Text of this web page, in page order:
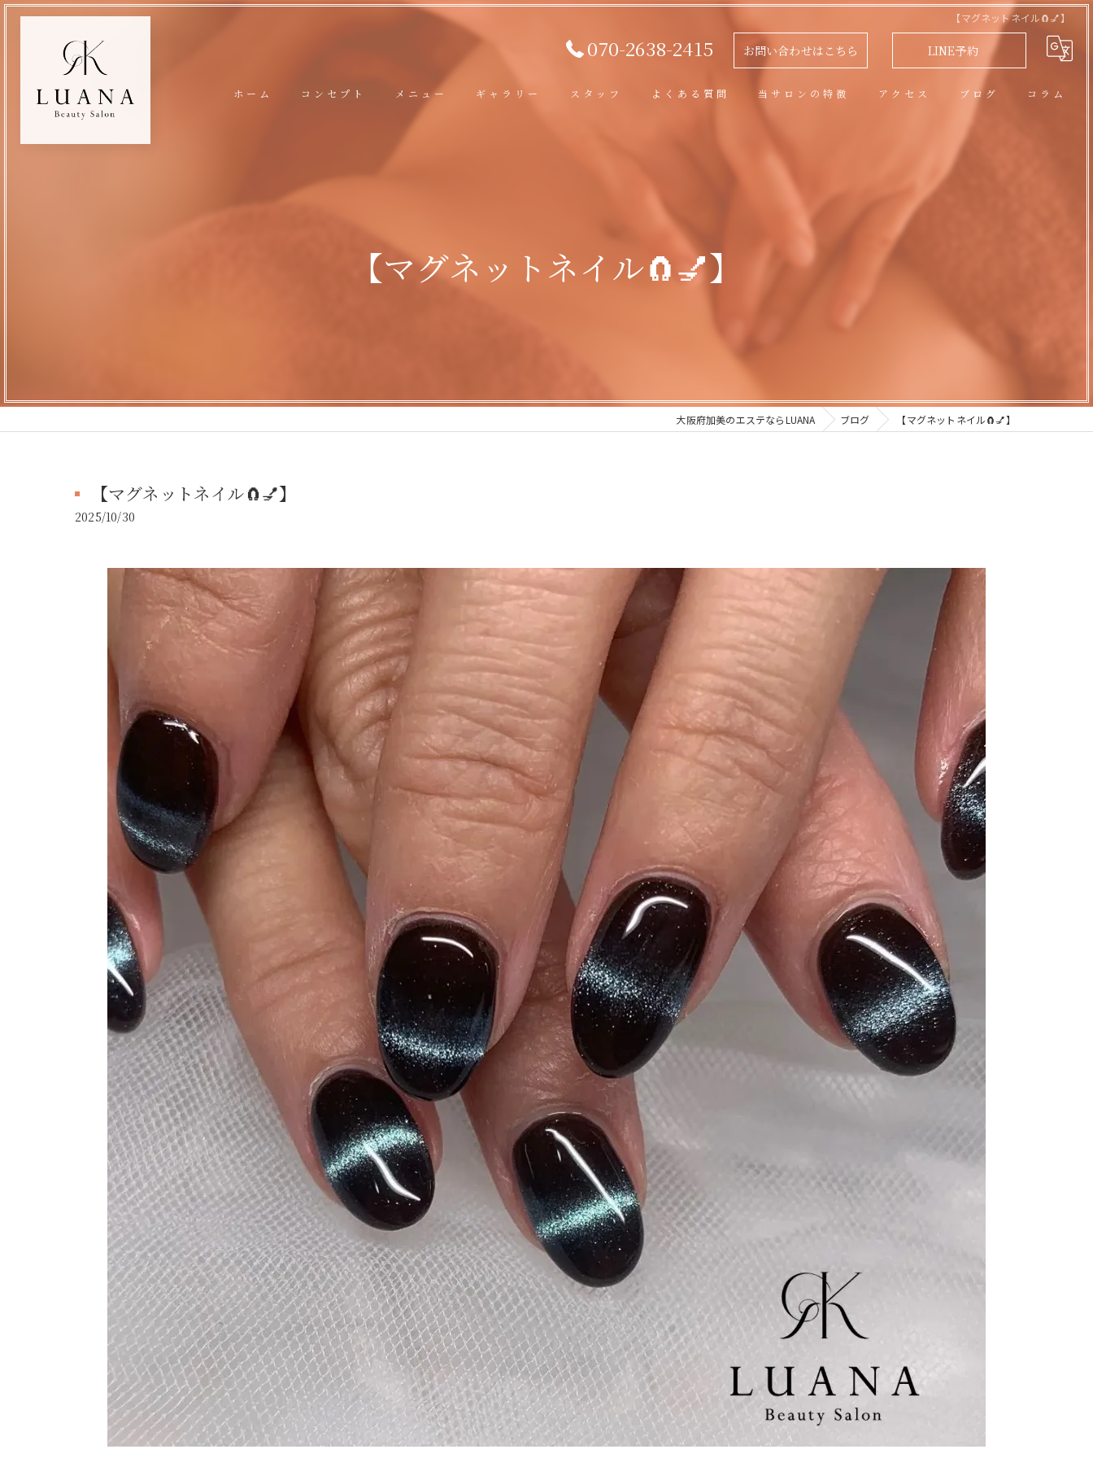
​ 【マグネットネイル🧲💅】 ​
070-2638-2415 お問い合わせはこちら LINE予約
ホーム コンセプト メニュー ギャラリー スタッフ よくある質問 当サロンの特徴
フェイシャル
リラクゼーション
アクセス ブログ コラム
​ 【マグネットネイル🧲💅】 ​
大阪府加美のエステならLUANA ブログ ​ 【マグネットネイル🧲💅】 ​
​ 【マグネットネイル🧲💅】 ​
2025/10/30